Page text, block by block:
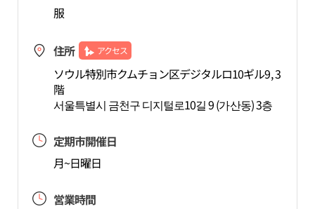
服
住所 アクセス
ソウル特別市クムチョン区デジタルロ10ギル9, 3
階
서울특별시 금천구 디지털로10길 9 (가산동) 3층
定期市開催日
月~日曜日
営業時間